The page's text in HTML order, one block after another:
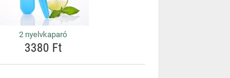
2 nyelvkaparó
3380 Ft